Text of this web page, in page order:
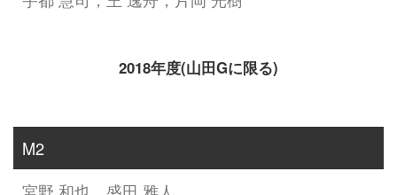
2018年度(山田Gに限る)
M2